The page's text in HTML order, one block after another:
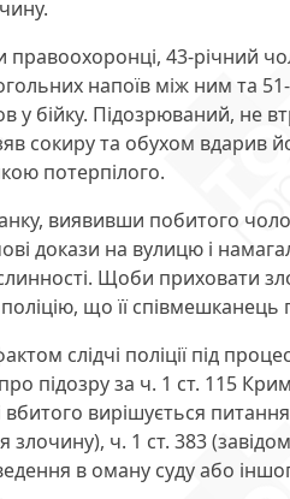
правоохоронці, 43-річний
напоїв між ним та
у бійку. Підозрюваний, не
сокиру та обухом вдарив
потерпілого.
виявивши побитого
докази на вулицю і
Щоби приховати
що її співмешканець
слідчі поліції під
підозру за ч. 1 ст. 115
вирішується
злочину), ч. 1 ст. 383
в оману суду або